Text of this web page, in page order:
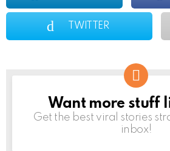
TWITTER
NEWSLETTER
Want more stuff
Get the best viral stories
inbox!